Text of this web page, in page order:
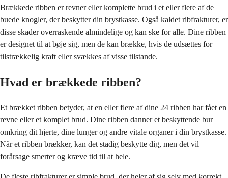
Brækkede ribben er revner eller komplette brud i et eller flere af de
buede knogler, der beskytter din brystkasse. Også kaldet ribfrakturer, er
disse skader overraskende almindelige og kan ske for alle. Dine ribben
er designet til at bøje sig, men de kan brække, hvis de udsættes for
tilstrækkelig kraft eller svækkes af visse tilstande.
Hvad er brækkede ribben?
Et brækket ribben betyder, at en eller flere af dine 24 ribben har fået en
revne eller et komplet brud. Dine ribben danner et beskyttende bur
omkring dit hjerte, dine lunger og andre vitale organer i din brystkasse.
Når et ribben brækker, kan det stadig beskytte dig, men det vil
forårsage smerter og kræve tid til at hele.